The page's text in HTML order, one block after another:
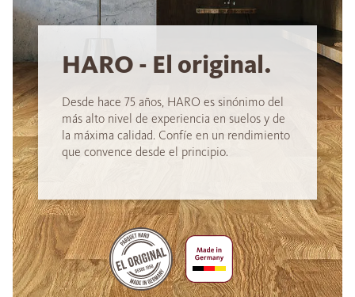
HARO - El original.
Desde hace 75 años, HARO es sinónimo del
más alto nivel de experiencia en suelos y de
la máxima calidad. Confíe en un rendimiento
que convence desde el principio.